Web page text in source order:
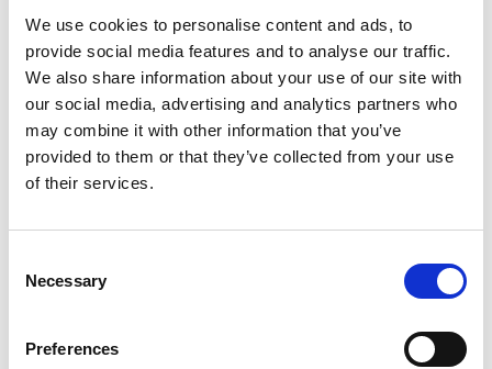
We use cookies to personalise content and ads, to
provide social media features and to analyse our traffic.
We also share information about your use of our site with
our social media, advertising and analytics partners who
may combine it with other information that you’ve
provided to them or that they’ve collected from your use
of their services.
Selection
Necessary
Preferences
Ladugården föll ihop på 1950-talet. Den har ersatts
med en tidstypisk ladugård från Kärnhult, Nårunga,
uppförd första gången 1871.
Lillstugan kan tidigare ha varit ett undantagshus från
1864. Här hittar du Ljungåsrummet som alltid är
öppet för besökare.
Vandringsleder
vandringsleder! Tack vare reservatet så är skogen
förhållandevis orörd vilket ger en härlig känsla av John
Bauer-skog på sina ställen. Den västra delen runt
Störtaredsån har den äldsta skogen och också de